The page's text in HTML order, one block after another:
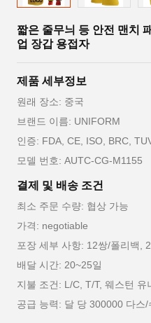
짧은 줄무늬 등 안전 맨치
업 장갑 용접자
제품 세부정보
원래 장소: 중국
브랜드 이름: UNIFORM
인증: FDA, CE, ISO, BRC,
모델 번호: AUTC-CG-M1155
결제 및 배송 조건
최소 주문 수량: 협상 가능
가격: negotiable
포장 세부 사항: 12쌍/폴리백,
배달 시간: 20~25일
지불 조건: L/C, T/T, 웨스턴 유
공급 능력: 달 당 300000 다스/